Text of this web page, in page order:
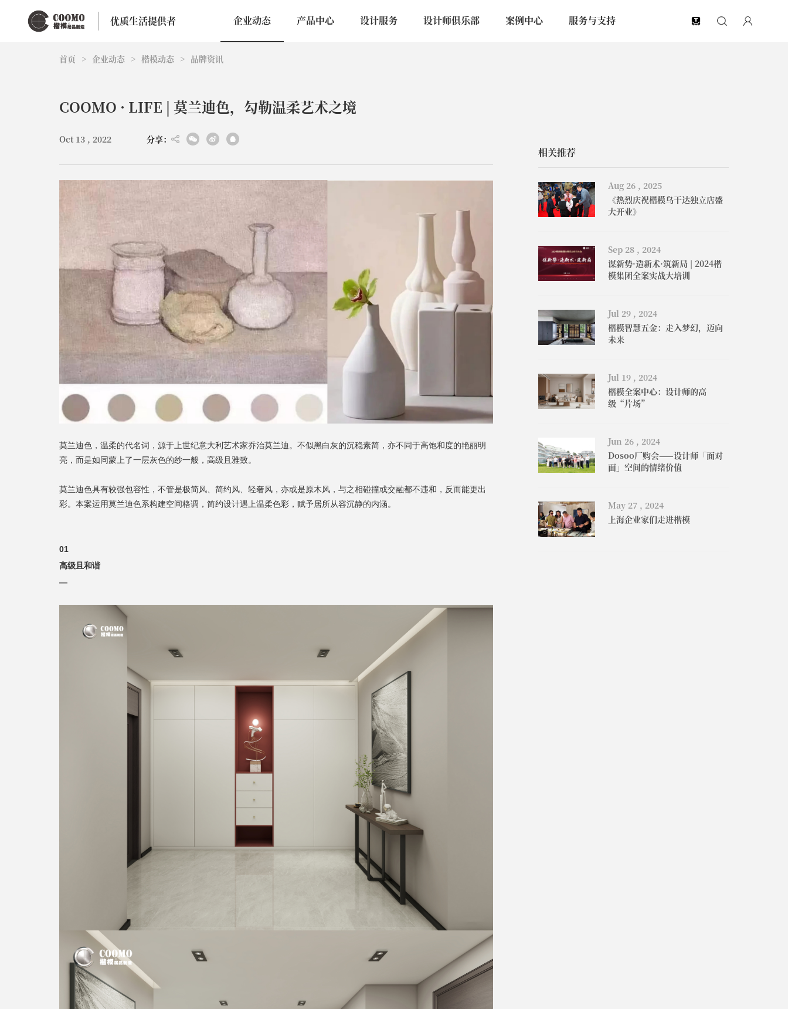
优质生活提供者 企业动态 产品中心 设计服务 设计师俱乐部 案例中心 服务与支持
首页 > 企业动态 > 楷模动态 > 品牌资讯
COOMO · LIFE | 莫兰迪色，勾勒温柔艺术之境
Oct 13 , 2022 分享：
莫兰迪色，温柔的代名词，源于上世纪意大利艺术家乔治莫兰迪。不似黑白灰的沉稳素简，亦不同于高饱和度的艳丽明
亮，而是如同蒙上了一层灰色的纱一般，高级且雅致。
莫兰迪色具有较强包容性，不管是极简风、简约风、轻奢风，亦或是原木风，与之相碰撞或交融都不违和，反而能更出
彩。本案运用莫兰迪色系构建空间格调， 简约设计遇上温柔色彩，赋予居所从容沉静的内涵。
01
高级且和谐
—
相关推荐
Aug 26 , 2025
《热烈庆祝楷模乌干达独立店盛
大开业》
Sep 28 , 2024
谋新势·造新术·筑新局 | 2024楷
模集团全案实战大培训
Jul 29 , 2024
楷模智慧五金：走入梦幻，迈向
未来
Jul 19 , 2024
楷模全案中心：设计师的高
级“片场”
Jun 26 , 2024
Dosoo厂购会——设计师「面对
面」空间的情绪价值
May 27 , 2024
上海企业家们走进楷模